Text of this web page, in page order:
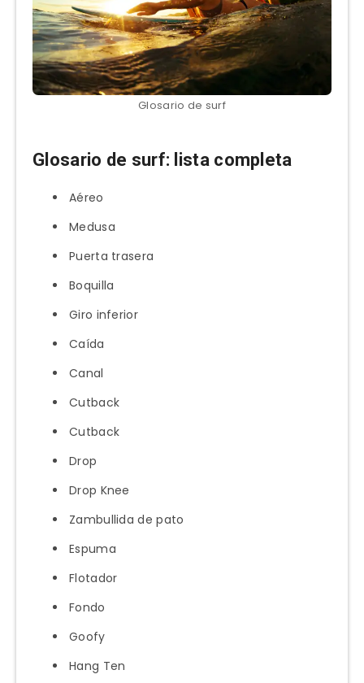
Glosario de surf
Glosario de surf: lista completa
Aéreo
Medusa
Puerta trasera
Boquilla
Giro inferior
Caída
Canal
Cutback
Cutback
Drop
Drop Knee
Zambullida de pato
Espuma
Flotador
Fondo
Goofy
Hang Ten